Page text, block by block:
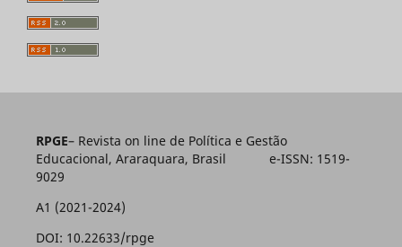
RPGE– Revista on line de Política e Gestão
Educacional, Araraquara, Brasil e-ISSN: 1519-
9029
A1 (2021-2024)
DOI: 10.22633/rpge